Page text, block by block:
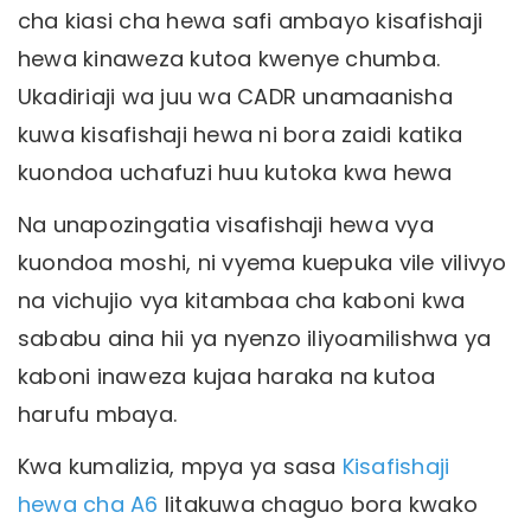
cha kiasi cha hewa safi ambayo kisafishaji
hewa kinaweza kutoa kwenye chumba.
Ukadiriaji wa juu wa CADR unamaanisha
kuwa kisafishaji hewa ni bora zaidi katika
kuondoa uchafuzi huu kutoka kwa hewa
Na unapozingatia visafishaji hewa vya
kuondoa moshi, ni vyema kuepuka vile vilivyo
na vichujio vya kitambaa cha kaboni kwa
sababu aina hii ya nyenzo iliyoamilishwa ya
kaboni inaweza kujaa haraka na kutoa
harufu mbaya.
Kwa kumalizia, mpya ya sasa Kisafishaji
hewa cha A6 litakuwa chaguo bora kwako